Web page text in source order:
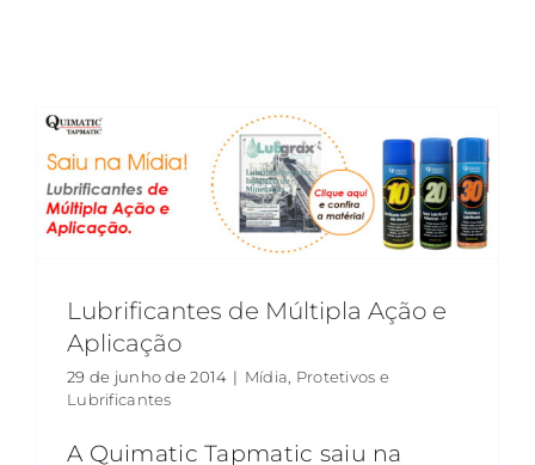
Lubrificantes de Múltipla Ação e
Aplicação
29 de junho de 2014 | Mídia Protetivos e
Lubrificantes
A Quimatic Tapmatic saiu na